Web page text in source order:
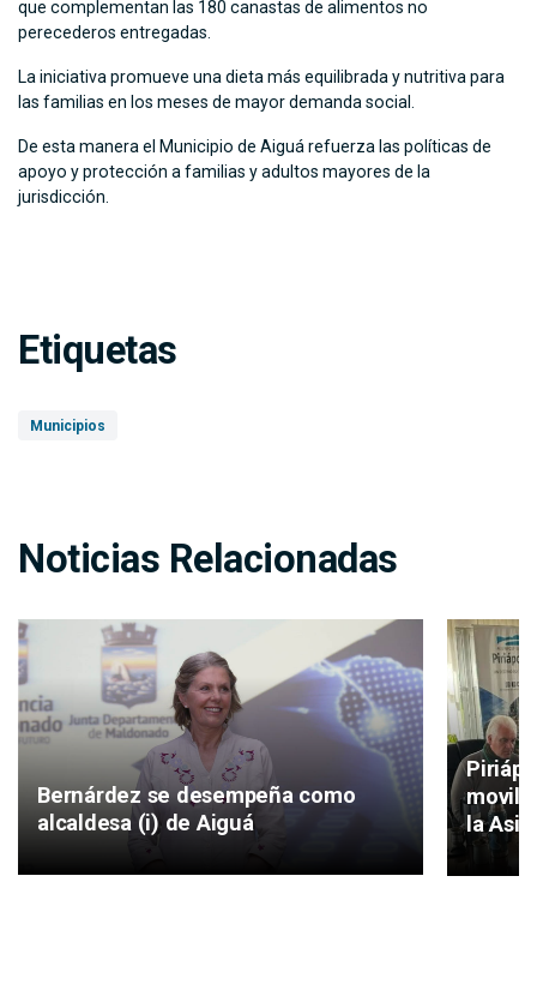
que complementan las 180 canastas de alimentos no
perecederos entregadas.
La iniciativa promueve una dieta más equilibrada y nutritiva para
las familias en los meses de mayor demanda social.
De esta manera el Municipio de Aiguá refuerza las políticas de
apoyo y protección a familias y adultos mayores de la
jurisdicción.
Etiquetas
Municipios
Noticias Relacionadas
Bernárdez se desempeña como
alcaldesa (i) de Aiguá
la